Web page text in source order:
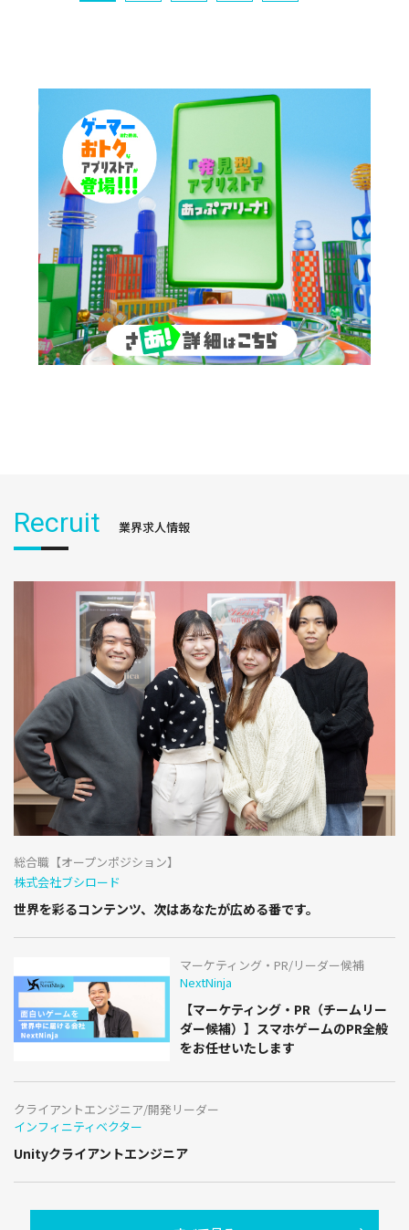
Recruit 業界求人情報
総合職【オープンポジション】
株式会社ブシロード
世界を彩るコンテンツ、次はあなたが広める番です。
マーケティング・PR/リーダー候補
NextNinja
【マーケティング・PR（チームリー
ダー候補）】スマホゲームのPR全般
をお任せいたします
クライアントエンジニア/開発リーダー
インフィニティベクター
Unityクライアントエンジニア